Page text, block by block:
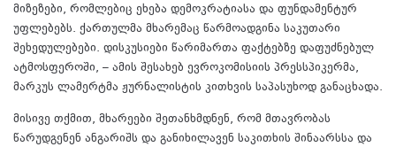
მიზეზები, რომლებიც ეხება დემოკრატიასა და ფუნდამენტურ
უფლებებს. ქართულმა მხარემაც წარმოადგინა საკუთარი
შეხედულებები. დისკუსიები წარიმართა ფაქტებზე დაფუძნებულ
ატმოსფეროში, – ამის შესახებ ევროკომისიის პრესსპიკერმა,
მარკუს ლამერტმა ჟურნალისტის კითხვის საპასუხოდ განაცხადა.
მისივე თქმით, მხარეები შეთანხმდნენ, რომ მთავრობას
წარუდგენენ ანგარიშს და განიხილავენ საკითხის შინაარსსა და